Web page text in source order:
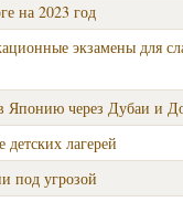
на 2023 год
экзамены для
Японию через Дубаи и
лагерей
под угрозой